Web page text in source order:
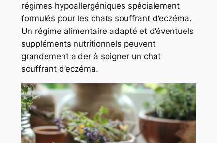
régimes hypoallergéniques spécialement
formulés pour les chats souffrant d’eczéma.
Un régime alimentaire adapté et d’éventuels
suppléments nutritionnels peuvent
grandement aider à soigner un chat
souffrant d’eczéma.